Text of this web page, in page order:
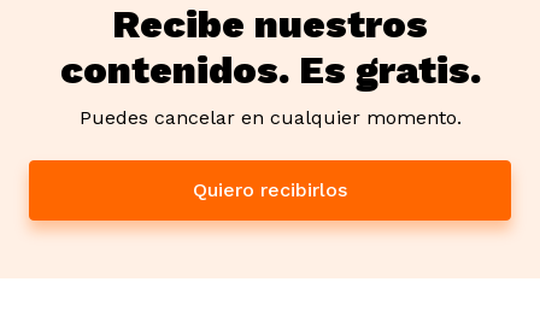
Recibe nuestros
contenidos. Es gratis.
Puedes cancelar en cualquier momento.
Quiero recibirlos